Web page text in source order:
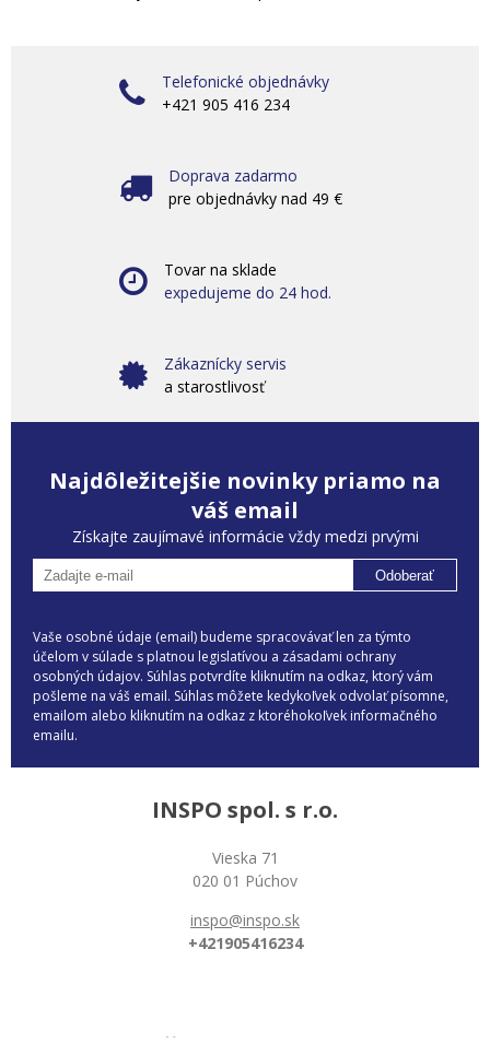
Telefonické objednávky
+421 905 416 234
Doprava zadarmo
pre objednávky nad 49 €
Tovar na sklade
expedujeme do 24 hod.
Zákaznícky servis
a starostlivosť
Najdôležitejšie novinky priamo na
váš email
Získajte zaujímavé informácie vždy medzi prvými
Odoberať
Vaše osobné údaje (email) budeme spracovávať len za týmto
účelom v súlade s platnou legislatívou a zásadami ochrany
osobných údajov. Súhlas potvrdíte kliknutím na odkaz, ktorý vám
pošleme na váš email. Súhlas môžete kedykoľvek odvolať písomne,
emailom alebo kliknutím na odkaz z ktoréhokoľvek informačného
emailu.
INSPO spol. s r.o.
Vieska 71
020 01 Púchov
inspo@inspo.sk
+421905416234